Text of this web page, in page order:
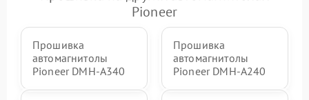
Pioneer
Прошивка
автомагнитолы
Pioneer DMH-A340
Прошивка
автомагнитолы
Pioneer DMH-A240